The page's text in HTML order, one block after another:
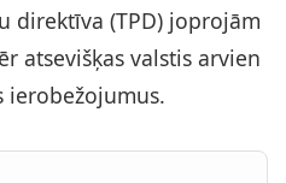
direktīva (TPD) joprojām
atsevišķas valstis arvien
ierobežojumus.